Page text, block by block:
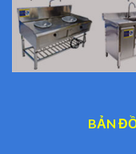
BẢN